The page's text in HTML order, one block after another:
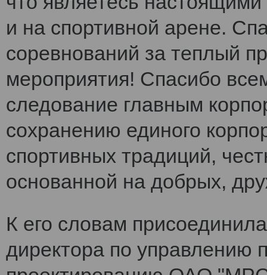
и на спортивной арене.
соревнований за теплый
мероприятия! Спасибо
следование главным
сохранению единого
спортивных традиций,
основанной на добрых,
К его словам
директора по управлению